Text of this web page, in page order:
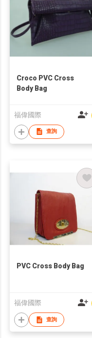
Croco PVC Cross
Body Bag
福偉國際
查詢
PVC Cross Body Bag
福偉國際
查詢